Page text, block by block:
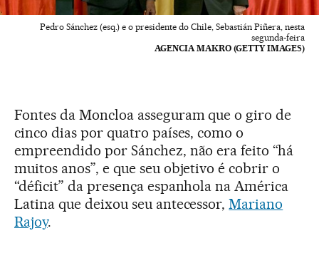
Pedro Sánchez (esq.) e o presidente do Chile, Sebastián Piñera, nesta
segunda-feira
AGENCIA MAKRO (GETTY IMAGES)
Fontes da Moncloa asseguram que o giro de
cinco dias por quatro países, como o
empreendido por Sánchez, não era feito “há
muitos anos”, e que seu objetivo é cobrir o
“déficit” da presença espanhola na América
Latina que deixou seu antecessor,Mariano
Rajoy.